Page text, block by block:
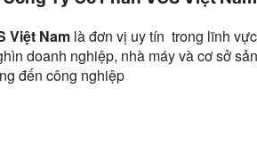
Việt Nam là đơn vị uy tín trong lĩnh
doanh nghiệp, nhà máy và cơ sở
đến công nghiệp